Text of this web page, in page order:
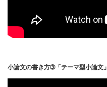
小論文の書き方➂「テーマ型小論文」